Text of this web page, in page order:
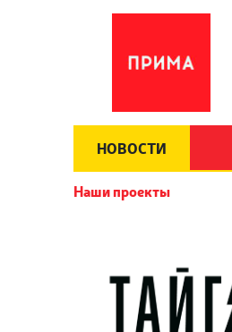
НОВОСТИ
Наши проекты